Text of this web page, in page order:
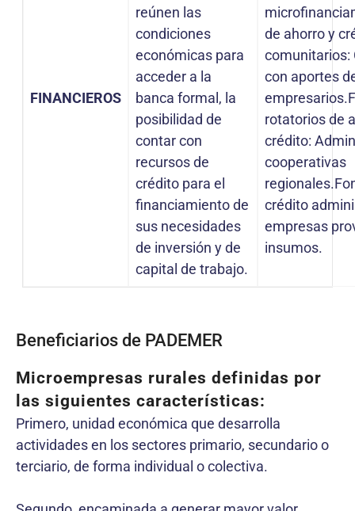
FINANCIEROS
reúnen las
condiciones
económicas para
acceder a la
banca formal, la
posibilidad de
contar con
recursos de
crédito para el
financiamiento de
sus necesidades
de inversión y de
capital de trabajo.
de ahorro y
comunitarios:
con aportes
rotatorios de
crédito:
cooperativas
crédito
empresas
insumos.
Beneficiarios de PADEMER
Microempresas rurales definidas por
las siguientes características:
Primero, unidad económica que desarrolla
actividades en los sectores primario, secundario o
terciario, de forma individual o colectiva.